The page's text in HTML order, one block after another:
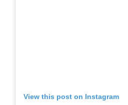
View this post on Instagram